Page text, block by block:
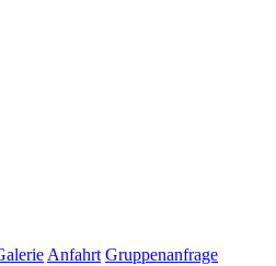
Anfahrt Gruppenanfrage